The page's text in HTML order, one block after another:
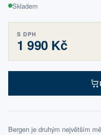
Skladem
S DPH
1 990 Kč
Bergen je druhým největším